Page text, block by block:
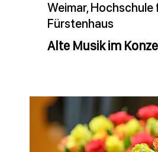
Weimar, Hochschule
Fürstenhaus
Alte Musik im